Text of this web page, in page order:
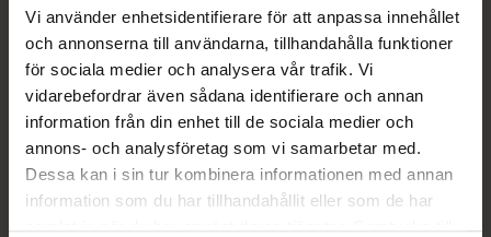
Vi använder enhetsidentifierare för att anpassa innehållet
och annonserna till användarna, tillhandahålla funktioner
för sociala medier och analysera vår trafik. Vi
vidarebefordrar även sådana identifierare och annan
information från din enhet till de sociala medier och
annons- och analysföretag som vi samarbetar med.
Dessa kan i sin tur kombinera informationen med annan
information som du har tillhandahållit eller som de har
samlat in när du har använt deras tjänster. Samtycke till
Aktuella erbjudanden
Beskrivning Dölj
EAN:07350124338576